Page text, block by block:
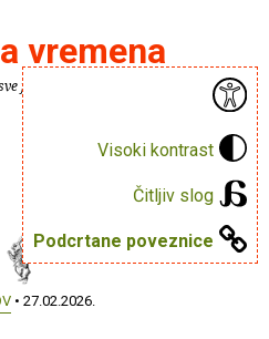
Visoki kontrast
Čitljiv slog
Podcrtane poveznice
vremena
je puno knjiga.
• 27.02.2026.